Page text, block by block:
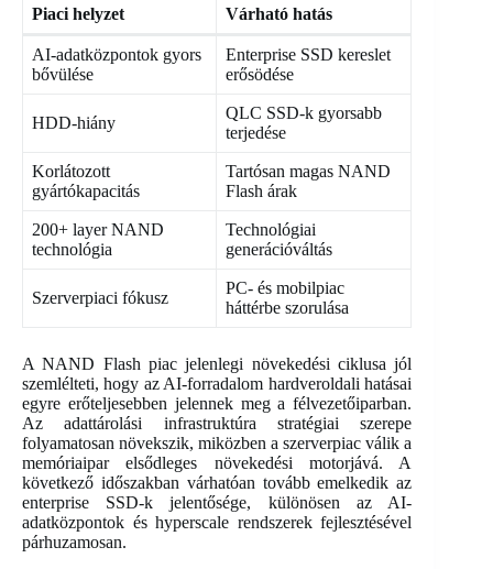
Piaci helyzet Várható hatás
AI-adatközpontok gyors
bővülése
Enterprise SSD kereslet
erősödése
HDD-hiány
QLC SSD-k gyorsabb
terjedése
Korlátozott
gyártókapacitás
Tartósan magas NAND
Flash árak
200+ layer NAND
technológia
Technológiai
generációváltás
Szerverpiaci fókusz
PC- és mobilpiac
háttérbe szorulása
A NAND Flash piac jelenlegi növekedési ciklusa jól
szemlélteti, hogy az AI-forradalom hardveroldali hatásai
egyre erőteljesebben jelennek meg a félvezetőiparban.
Az adattárolási infrastruktúra stratégiai szerepe
folyamatosan növekszik, miközben a szerverpiac válik a
memóriaipar elsődleges növekedési motorjává. A
következő időszakban várhatóan tovább emelkedik az
enterprise SSD-k jelentősége, különösen az AI-
adatközpontok és hyperscale rendszerek fejlesztésével
párhuzamosan.